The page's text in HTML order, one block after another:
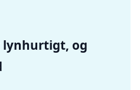
lynhurtigt, og